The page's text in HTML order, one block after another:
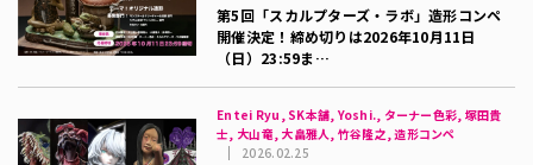
第5回「スカルプターズ・ラボ」造形コンペ
開催決定！締め切りは2026年10月11日
（日）23:59ま…
Entei Ryu, SK本舗, Yoshi., ターナー色彩, 塚田貴
士, 大山竜, 大畠雅人, 竹谷隆之, 造形コンペ
2026.02.25